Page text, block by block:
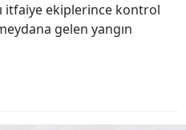
itfaiye ekiplerince kontrol
gelen yangın